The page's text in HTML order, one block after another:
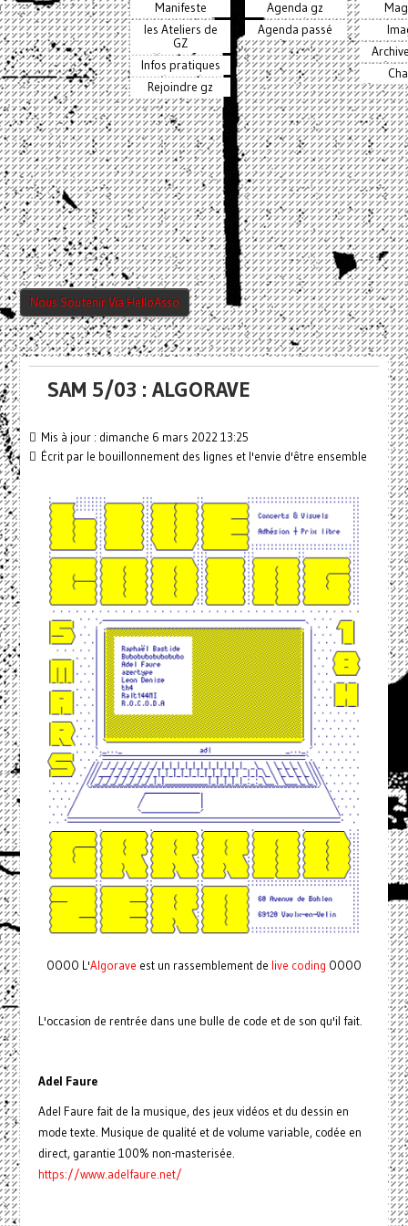
Manifeste
les Ateliers de
GZ
Infos pratiques
Rejoindre gz
Agenda gz
Agenda passé
Nous Soutenir Via HelloAsso
SAM 5/03 : ALGORAVE
Mis à jour : dimanche 6 mars 2022 13:25
Écrit par le bouillonnement des lignes et l'envie d'être ensemble
OOOO L'Algorave est un rassemblement de live coding OOOO
L'occasion de rentrée dans une bulle de code et de son qu'il fait.
Adel Faure
Adel Faure fait de la musique, des jeux vidéos et du dessin en
mode texte. Musique de qualité et de volume variable, codée en
direct, garantie 100% non-masterisée.
https://www.adelfaure.net/